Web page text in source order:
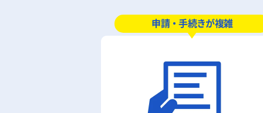
申請・手続きが複雑